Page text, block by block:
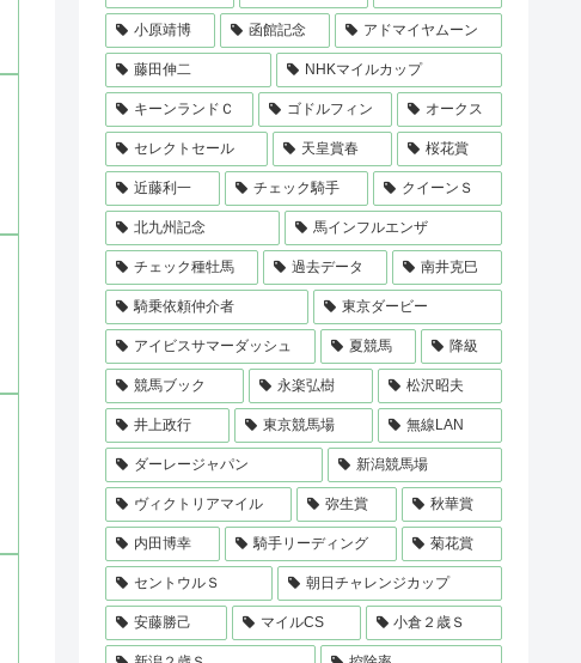
小原靖博 函館記念 アドマイヤムーン
藤田伸二 NHKマイルカップ
キーンランドＣ ゴドルフィン オークス
セレクトセール 天皇賞春 桜花賞
近藤利一 チェック騎手 クイーンＳ
北九州記念 馬インフルエンザ
チェック種牡馬 過去データ 南井克巳
騎乗依頼仲介者 東京ダービー
アイビスサマーダッシュ 夏競馬 降級
競馬ブック 永楽弘樹 松沢昭夫
井上政行 東京競馬場 無線LAN
ダーレージャパン 新潟競馬場
ヴィクトリアマイル 弥生賞 秋華賞
内田博幸 騎手リーディング 菊花賞
セントウルＳ 朝日チャレンジカップ
安藤勝己 マイルCS 小倉２歳Ｓ